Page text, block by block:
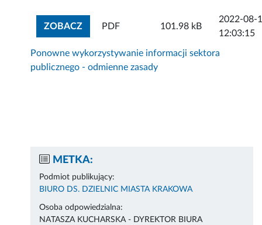
ZOBACZZOBACZ ZAŁĄCZNIK
PDF 101.98 kB
2022-08-
12:03:15
Ponowne wykorzystywanie informacji sektora
publicznego - odmienne zasady
METKA:
Podmiot publikujący:
BIURO DS. DZIELNIC MIASTA KRAKOWA
Osoba odpowiedzialna:
NATASZA KUCHARSKA - DYREKTOR BIURA